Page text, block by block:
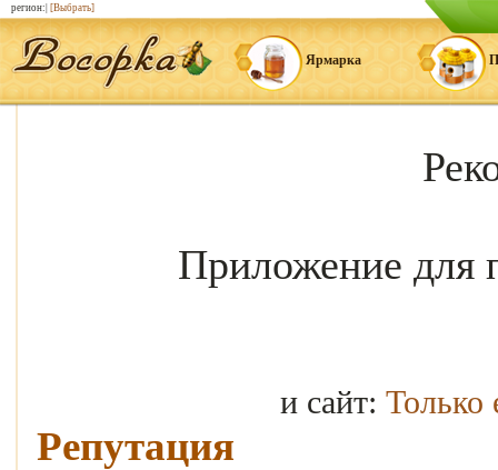
Ярмарка
Приложение для
и сайт:
Репутация
регион:| [Выбрать]